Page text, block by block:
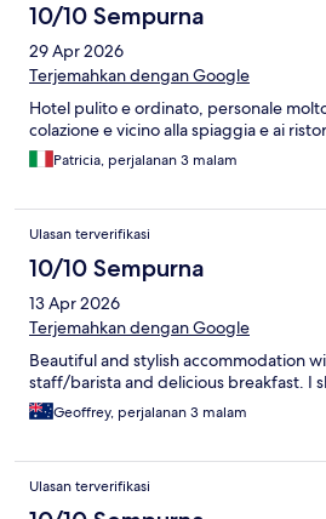
10/10 Sempurna
29 Apr 2026
Terjemahkan dengan Google
Hotel pulito e ordinato, personale
colazione e vicino alla spiaggia e ai
Patricia, perjalanan 3 malam
Ulasan terverifikasi
10/10 Sempurna
13 Apr 2026
Terjemahkan dengan Google
Beautiful and stylish accommodation
staff/barista and delicious breakfast. I
Geoffrey, perjalanan 3 malam
Ulasan terverifikasi